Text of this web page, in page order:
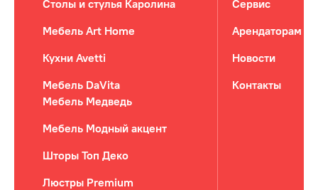
Столы и стулья Каролина
Мебель Art Home
Кухни Avetti
Мебель DaVita
Мебель Медведь
Мебель Модный акцент
Шторы Топ Деко
Люстры Premium
Сервис
Арендаторам
Новости
Контакты